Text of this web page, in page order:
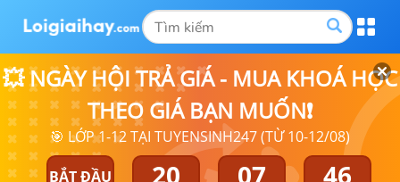
💥 NGÀY HỘI TRẢ GIÁ - MUA KHOÁ HỌC
THEO GIÁ BẠN MUỐN❗
🎯 LỚP 1-12 TẠI TUYENSINH247 (TỪ 10-12/08)
BẮT ĐẦU
20 07 45